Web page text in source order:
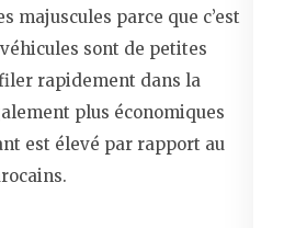
majuscules parce que c’est
sont de petites
rapidement dans la
plus économiques
est élevé par rapport au